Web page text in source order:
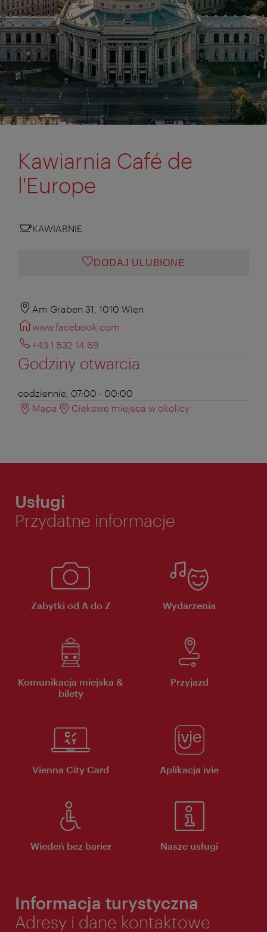
Kawiarnia Café de
l'Europe
KAWIARNIE
DODAJ ULUBIONE
Am Graben 31, 1010 Wien
www.facebook.com
+43 1 532 14 69
Godziny otwarcia
codziennie, 07:00 - 00:00
Mapa
Ciekawe miejsca w okolicy
Usługi
Przydatne informacje
Zabytki od A do Z Wydarzenia
Komunikacja miejska &
bilety
Przyjazd
Vienna City Card Aplikacja ivie
Wiedeń bez barier Nasze usługi
Informacja turystyczna
Adresy i dane kontaktowe